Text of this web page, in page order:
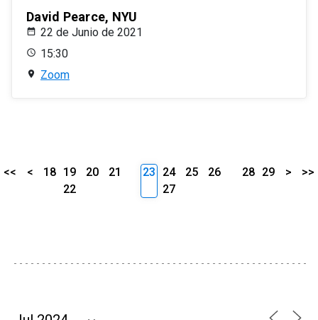
David Pearce, NYU
22 de Junio de 2021
15:30
Zoom
<< < 18 19 20
21
22
23 24 25
26
27
28 29 > >>